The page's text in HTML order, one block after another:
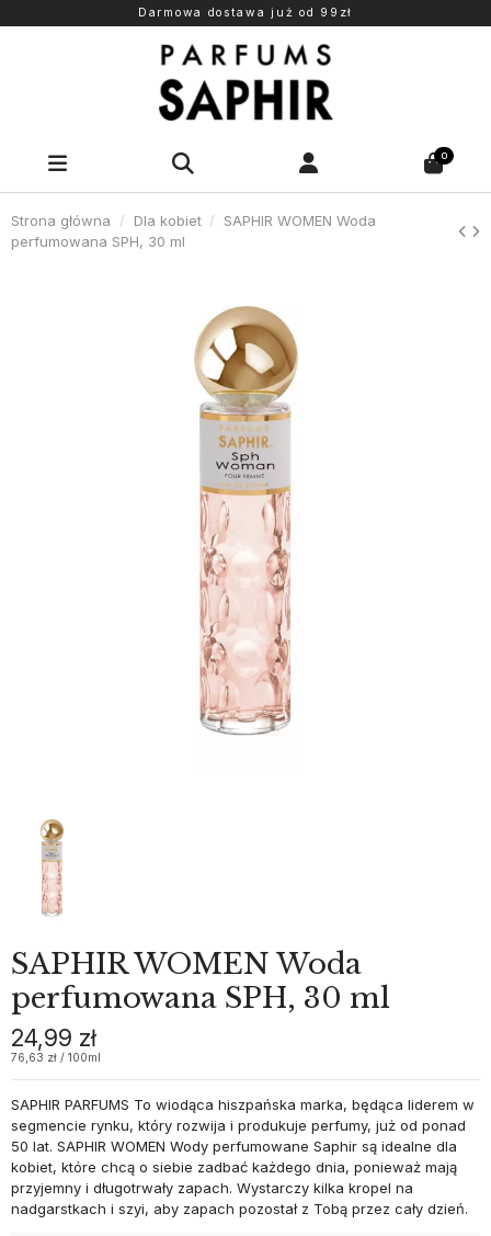
Darmowa dostawa już od 99zł
0
Strona główna Dla kobiet
SAPHIR WOMEN Woda
perfumowana SPH, 30 ml
SAPHIR WOMEN Woda
perfumowana SPH, 30 ml
24,99 zł
76,63 zł / 100ml
SAPHIR PARFUMS To wiodąca hiszpańska marka, będąca liderem w
segmencie rynku, który rozwija i produkuje perfumy, już od ponad
50 lat. SAPHIR WOMEN Wody perfumowane Saphir są idealne dla
kobiet, które chcą o siebie zadbać każdego dnia, ponieważ mają
przyjemny i długotrwały zapach. Wystarczy kilka kropel na
nadgarstkach i szyi, aby zapach pozostał z Tobą przez cały dzień.